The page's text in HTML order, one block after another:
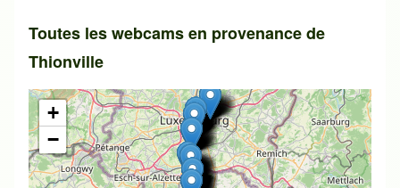
Toutes les webcams en provenance de
Thionville
+
−